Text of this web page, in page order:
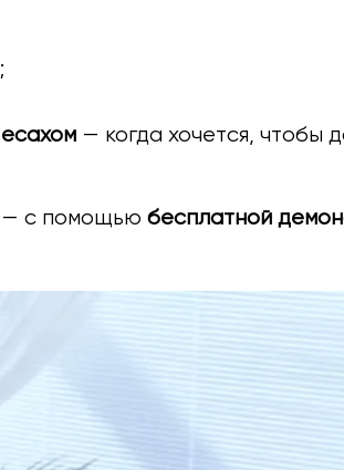
— когда хочется, чтобы
— с помощью бесплатной